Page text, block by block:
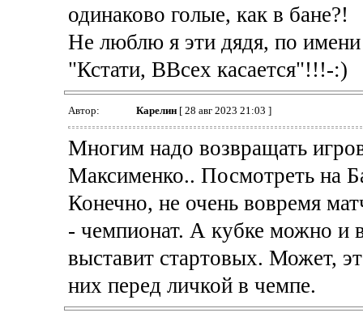
одинаково голые, как в бане?!
Не люблю я эти дядя, по имени
"Кстати, ВВсех касается"!!!-:)
Автор: Карелин[ 28 авг 2023 21:03 ]
Многим надо возвращать
Максименко.. Посмотреть на
Конечно, не очень вовремя
- чемпионат. А кубке можно и
выставит стартовых. Может,
них перед личкой в чемпе.